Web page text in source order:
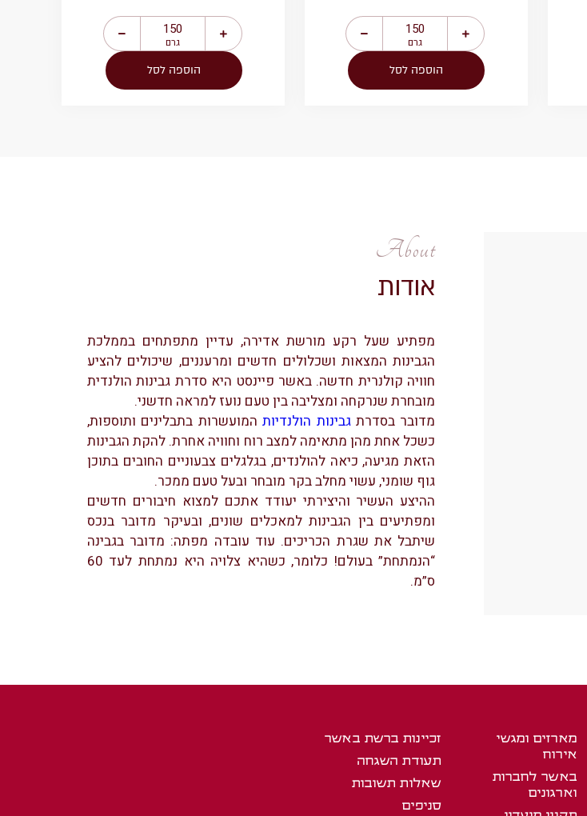
גרם
הוספה לסל
גרם
הוספה לסל
About
אודות
מפתיע שעל רקע מורשת אדירה, עדיין מתפתחים בממלכת
הגבינות המצאות ושכלולים חדשים ומרעננים, שיכולים להציע
חוויה קולנרית חדשה. באשר פיינסט היא סדרת גבינות הולנדית
מובחרת שנרקחה ומצליבה בין טעם נועז למראה חדשני.
מדובר בסדרתגבינות הולנדיותהמועשרות בתבלינים ותוספות,
כשכל אחת מהן מתאימה למצב רוח וחוויה אחרת. להקת הגבינות
הזאת מגיעה, כיאה להולנדים, בגלגלים צבעוניים החובים בתוכן
גוף שומני, עשוי מחלב בקר מובחר ובעל טעם ממכר.
ההיצע העשיר והיצירתי יעודד אתכם למצוא חיבורים חדשים
ומפתיעים בין הגבינות למאכלים שונים, ובעיקר מדובר בנכס
שיתבל את שגרת הכריכים. עוד עובדה מפתה: מדובר בגבינה
“הנמתחת” בעולם! כלומר, כשהיא צלויה היא נמתחת לעד 60
ס”מ.
מארזים ומגשי
אירוח
באשר לחברות
וארגונים
זכיינות ברשת באשר
תעודת השגחה
שאלות תשובות
סניפים